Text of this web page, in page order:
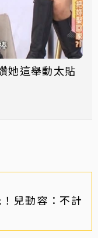
兒動容：不計